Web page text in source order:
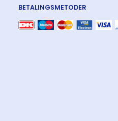
BETALINGSMETODER